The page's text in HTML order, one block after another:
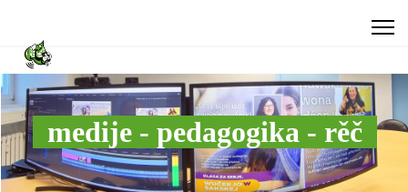
medije - pedagogika - rěč